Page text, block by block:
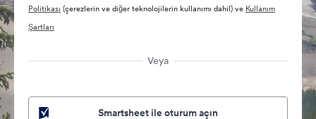
Politikası (çerezlerin ve diğer teknolojilerin kullanımı dahil) ve Kullanım
Şartları
Veya
Smartsheet ile oturum açın